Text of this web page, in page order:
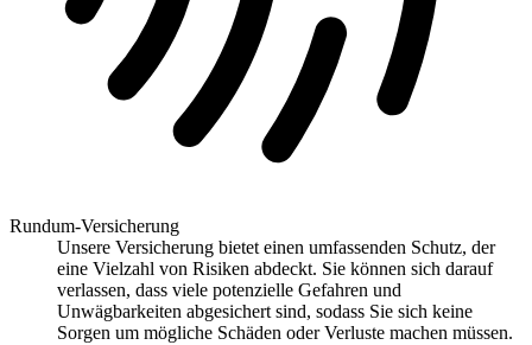
Rundum-Versicherung
Unsere Versicherung bietet einen umfassenden Schutz, der
eine Vielzahl von Risiken abdeckt. Sie können sich darauf
verlassen, dass viele potenzielle Gefahren und
Unwägbarkeiten abgesichert sind, sodass Sie sich keine
Sorgen um mögliche Schäden oder Verluste machen müssen.